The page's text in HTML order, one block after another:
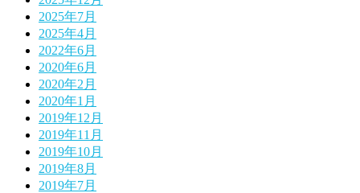
2025年7月
2025年4月
2022年6月
2020年6月
2020年2月
2020年1月
2019年12月
2019年11月
2019年10月
2019年8月
2019年7月